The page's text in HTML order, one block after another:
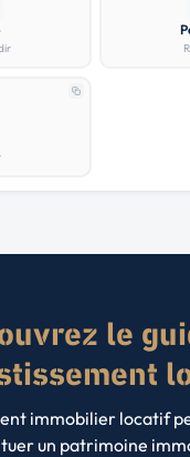
le
immobilier locatif
un patrimoine